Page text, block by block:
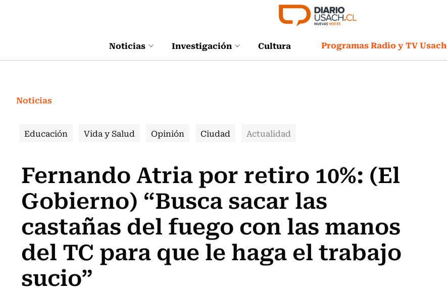
Noticias Investigación Cultura Programas Radio y TV Usach
Noticias
Educación Vida y Salud Opinión Ciudad Actualidad
Fernando Atria por retiro 10%: (El
Gobierno) “Busca sacar las
castañas del fuego con las manos
del TC para que le haga el trabajo
sucio”